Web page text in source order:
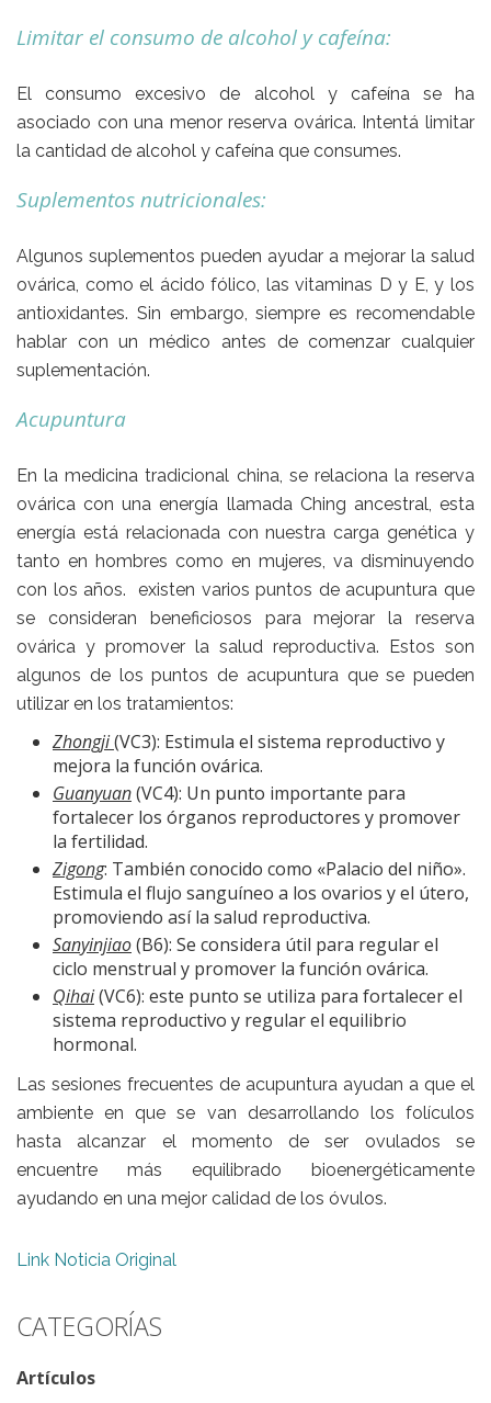
Limitar el consumo de alcohol y cafeína:
El consumo excesivo de alcohol y cafeína se ha
asociado con una menor reserva ovárica. Intentá limitar
la cantidad de alcohol y cafeína que consumes.
Suplementos nutricionales:
Algunos suplementos pueden ayudar a mejorar la salud
ovárica, como el ácido fólico, las vitaminas D y E, y los
antioxidantes. Sin embargo, siempre es recomendable
hablar con un médico antes de comenzar cualquier
suplementación.
Acupuntura
En lamedicina tradicional china, se relaciona la reserva
ovárica con una energía llamada Ching ancestral, esta
energía está relacionada con nuestra carga genética y
tanto en hombres como en mujeres, va disminuyendo
con los años. existen varios puntos de acupuntura que
se consideran beneficiosos para mejorar la reserva
ovárica y promover la salud reproductiva. Estos son
algunos de los puntos de acupuntura que se pueden
utilizar en los tratamientos:
Zhongji(VC3): Estimula el sistema reproductivo y
mejora la función ovárica.
Guanyuan(VC4): Un punto importante para
fortalecer los órganos reproductores y promover
la fertilidad.
Zigong: También conocido como «Palacio del niño».
Estimula el flujo sanguíneo a los ovarios y el útero,
promoviendo así la salud reproductiva.
Sanyinjiao(B6): Se considera útil para regular el
ciclo menstrual y promover la función ovárica.
Qihai(VC6): este punto se utiliza para fortalecer el
sistema reproductivo y regular el equilibrio
hormonal.
Las sesiones frecuentes de acupuntura ayudan a que el
ambiente en que se van desarrollando los folículos
hasta alcanzar el momento de ser ovulados se
encuentre más equilibrado bioenergéticamente
ayudando en una mejor calidad de los óvulos.
Link Noticia Original
CATEGORÍAS
Artículos